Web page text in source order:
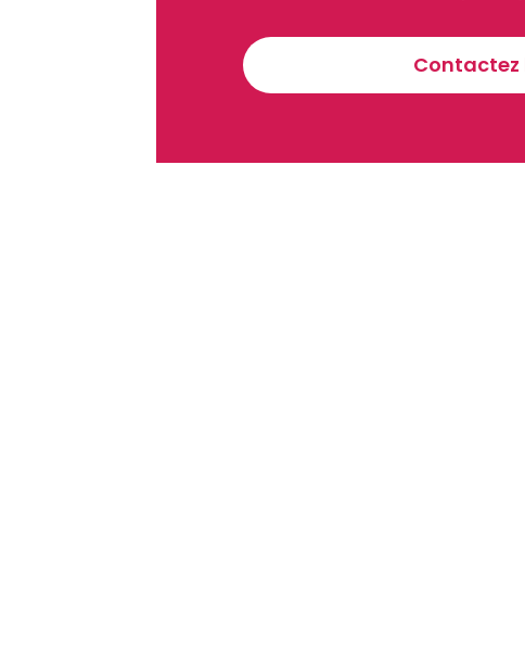
Contactez
En vous inscrivant à la newsletter, vous acceptez de